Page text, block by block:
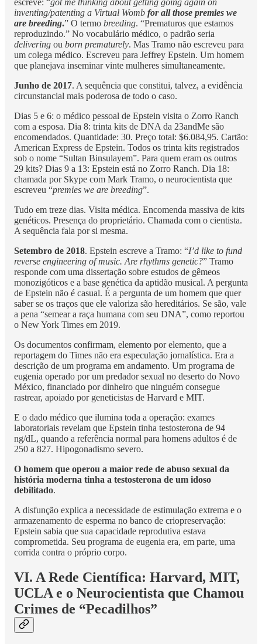
escreve: “got me thinking about getting going again on
inventing/patenting a Virtual Womb for all those premies we
are breeding.” O termo breeding. “Prematuros que estamos
reproduzindo.” No vocabulário médico, o padrão seria
delivering ou born prematurely. Mas Tramo não escreveu para
um colega médico. Escreveu para Jeffrey Epstein. Um homem
que planejava inseminar vinte mulheres simultaneamente.
Junho de 2017. A sequência que constitui, talvez, a evidência
circunstancial mais poderosa de todo o caso.
Dias 5 e 6: o médico pessoal de Epstein visita o Zorro Ranch
com a esposa. Dia 8: trinta kits de DNA da 23andMe são
encomendados. Quantidade: 30. Preço total: $6.084,95. Cartão:
American Express de Epstein. Todos os trinta kits registrados
sob o nome “Sultan Binsulayem”. Para quem eram os outros
29 kits? Dias 9 a 13: Epstein está no Zorro Ranch. Dia 18:
chamada por Skype com Mark Tramo, o neurocientista que
escreveu “premies we are breeding”.
Tudo em treze dias. Visita médica. Encomenda massiva de kits
genéticos. Presença do proprietário. Chamada com o cientista.
A sequência fala por si mesma.
Setembro de 2018. Epstein escreve a Tramo: “I’d like to fund
reverse engineering of music. Are rhythms genetic?” Tramo
responde com uma dissertação sobre estudos de gêmeos
monozigóticos e a base genética da aptidão musical. A pergunta
de Epstein não é casual. É a pergunta de um homem que quer
saber se os traços que ele valoriza são hereditários. Se são, vale
a pena “semear a raça humana com seu DNA”, como reportou
o New York Times em 2019.
Os documentos confirmam, elemento por elemento, que a
reportagem do Times não era especulação jornalística. Era a
descrição de um programa em andamento. Um programa de
eugenia operado por um predador sexual no deserto do Novo
México, financiado por dinheiro que ninguém consegue
rastrear, apoiado por geneticistas de Harvard e MIT.
E o dado médico que ilumina toda a operação: exames
laboratoriais revelam que Epstein tinha testosterona de 94
ng/dL, quando a referência normal para homens adultos é de
250 a 827. Hipogonadismo severo.
O homem que operou a maior rede de abuso sexual da
história moderna tinha a testosterona de um idoso
debilitado.
A disfunção explica a necessidade de estimulação extrema e o
armazenamento de esperma no banco de criopreservação:
Epstein sabia que sua capacidade reprodutiva estava
comprometida. Seu programa de eugenia era, em parte, uma
corrida contra o próprio corpo.
VI. A Rede Científica: Harvard, MIT,
UCLA e o Neurocientista que Chamou
Crimes de “Pecadilhos”